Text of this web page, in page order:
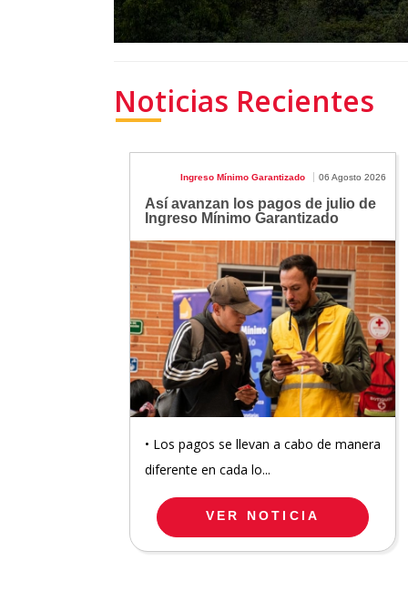
Noticias Recientes
Ingreso Mínimo Garantizado 06 Agosto 2026
Así avanzan los pagos de julio de
Ingreso Mínimo Garantizado
• Los pagos se llevan a cabo de manera
diferente en cada lo...
VER NOTICIA